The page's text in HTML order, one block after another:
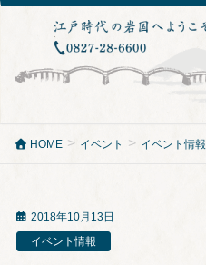
HOME イベント イベント情報
2018年10月13日
イベント情報